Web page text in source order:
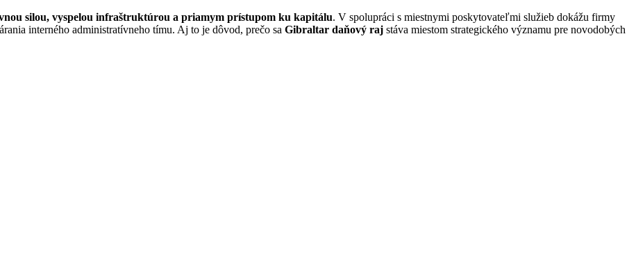
silou, vyspelou infraštruktúrou a priamym prístupom ku kapitálu. V spolupráci s miestnymi poskytovateľmi služieb dokážu firmy
interného administratívneho tímu. Aj to je dôvod, prečo sa Gibraltar daňový raj stáva miestom strategického významu pre novodobých